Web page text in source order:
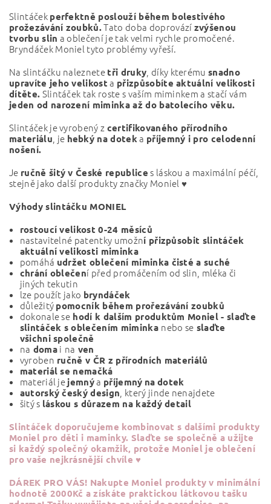
Slintáček perfektně poslouží během bolestivého
prožezávání zoubků.Tato doba doprovází zvýšenou
tvorbu slin a oblečení je tak velmi rychle promočené.
Bryndáček Moniel tyto problémy vyřeší.
Na slintáčku naleznete tři druky , díky kterémusnadno
upravíte jeho velikost a přizpůsobíte aktuální velikosti
dítěte. Slintáček tak roste s vaším miminkem a stačí vám
jeden od narození miminka až do batolecího věku.
Slintáček je vyrobený z certifikovaného přírodního
materiálu , je hebký na doteka příjemný i pro celodenní
nošení.
Je ručně šitý v České republice s láskou a maximální péčí,
stejně jako další produkty značky Moniel ♥
Výhody slintáčku MONIEL
rostoucí velikost 0-24 měsíců
nastavitelné patentky umožní přizpůsobit slintáček
aktuální velikosti miminka
pomáhá udržet oblečení miminka čisté a suché
chrání oblečení před promáčením od slin, mléka či
jiných tekutin
lze použít jako bryndáček
důležitý pomocník během prořezávání zoubků
dokonale se hodí k dalším produktům Moniel - slaďte
slintáček s oblečením miminka nebo se slaďte
všichni společně
na domai na ven
vyroben ručně v ČR z přírodních materiálů
materiál se nemačká
materiál jejemnýa příjemný na dotek
autorský český design , který jinde nenajdete
šitý s láskou s důrazem na každý detail
Slintáčekdoporučujeme kombinovat s dalšími produkty
Moniel pro děti i maminky. Slaďte se společně a užijte
si každý společný okamžik, protože Moniel je oblečení
pro vaše nejkrásnější chvíle ♥
DÁREK PRO VÁS! Nakupte Moniel produkty v minimální
hodnotě 2000Kč a získáte praktickou látkovou tašku